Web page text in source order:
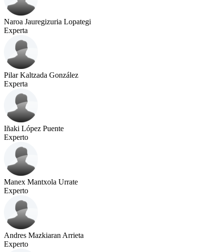
Naroa Jauregizuria Lopategi
Experta
Pilar Kaltzada González
Experta
Iñaki López Puente
Experto
Manex Mantxola Urrate
Experto
Andres Mazkiaran Arrieta
Experto